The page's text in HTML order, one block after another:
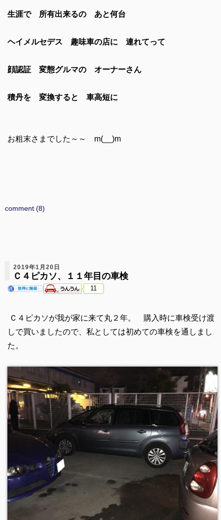
生涯で 所有出来るの あと何台
ヘイメルセデス 趣味車の店に 連れてって
顔認証 変態グルマの オーナーさん
積丹を 変換すると 車高短に
お粗末さまでした～～ m(__)m
comment (8)
2019年1月20日
Ｃ４ピカソ、１１年目の車検
11
Ｃ４ピカソが我が家に来て丸２年。 購入時に車検受け渡
しで買いましたので、私としては初めての車検を通しまし
た。